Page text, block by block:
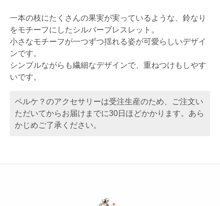
一本の枝にたくさんの果実が実っているような、鈴なり
をモチーフにしたシルバーブレスレット。
小さなモチーフが一つずつ揺れる姿が可愛らしいデザイ
ンです。
シンプルながらも繊細なデザインで、重ねつけもしやす
いです。
ペルケ？のアクセサリーは受注生産のため、ご注文い
ただいてからお届けまでに30日ほどかかります。あら
かじめご了承ください。